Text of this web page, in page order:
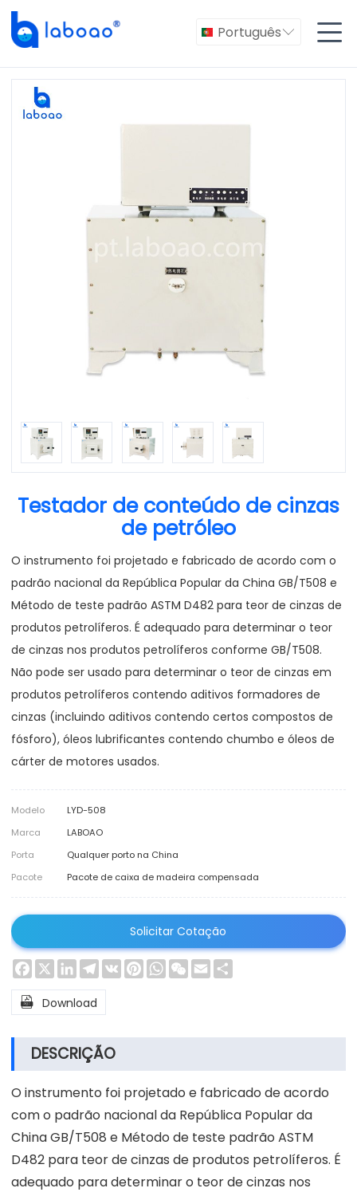
Português 
Testador de conteúdo de cinzas
de petróleo
O instrumento foi projetado e fabricado de acordo com o
padrão nacional da República Popular da China GB/T508 e
Método de teste padrão ASTM D482 para teor de cinzas de
produtos petrolíferos. É adequado para determinar o teor
de cinzas nos produtos petrolíferos conforme GB/T508.
Não pode ser usado para determinar o teor de cinzas em
produtos petrolíferos contendo aditivos formadores de
cinzas (incluindo aditivos contendo certos compostos de
fósforo), óleos lubrificantes contendo chumbo e óleos de
cárter de motores usados.
Modelo
LYD-508
Marca
LABOAO
Porta
Qualquer porto na China
Pacote
Pacote de caixa de madeira compensada
Solicitar Cotação
Facebook
X LinkedInTelegram
VK PinterestWhatsApp
WeChat
Email
 Download
DESCRIÇÃO
O instrumento foi projetado e fabricado de acordo
com o padrão nacional da República Popular da
China GB/T508 e Método de teste padrão ASTM
D482 para teor de cinzas de produtos petrolíferos. É
adequado para determinar o teor de cinzas nos